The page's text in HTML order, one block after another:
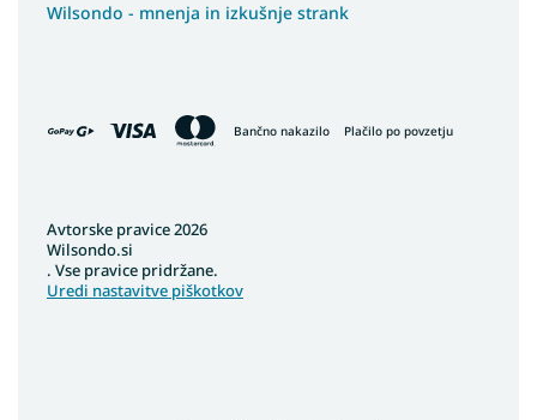
Wilsondo - mnenja in izkušnje strank
Bančno nakazilo Plačilo po povzetju
Avtorske pravice 2026
Wilsondo.si
. Vse pravice pridržane.
Uredi nastavitve piškotkov